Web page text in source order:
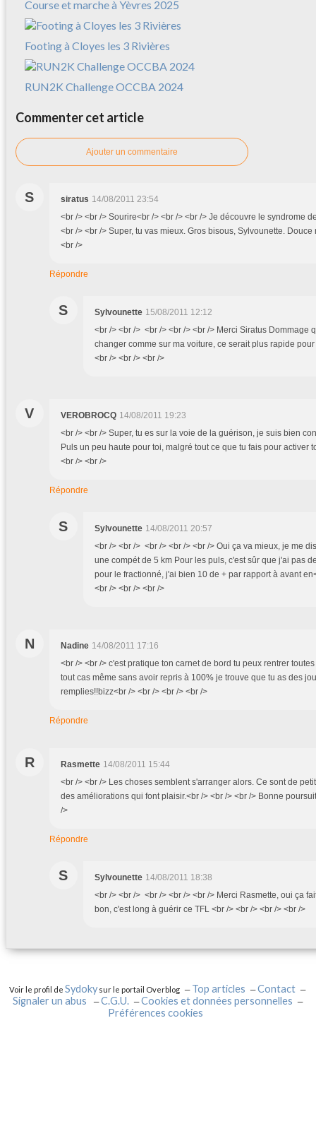
Course et marche à Yèvres 2025
Footing à Cloyes les 3 Rivières
RUN2K Challenge OCCBA 2024
Commenter cet article
Ajouter un commentaire
S siratus 14/08/2011 23:54
<br /> <br /> Sourire<br /> <br /> <br /> Je découvre le syndrome
<br /> <br /> Super, tu vas mieux. Gros bisous, Sylvounette. Douce
<br />
Répondre
S Sylvounette 15/08/2011 12:12
<br /> <br /> <br /> <br /> <br /> Merci Siratus Dommage
changer comme sur ma voiture, ce serait plus rapide
<br /> <br /> <br />
V VEROBROCQ 14/08/2011 19:23
<br /> <br /> Super, tu es sur la voie de la guérison, je suis bien
Puls un peu haute pour toi, malgré tout ce que tu fais pour activer
<br /> <br />
Répondre
S Sylvounette 14/08/2011 20:57
<br /> <br /> <br /> <br /> <br /> Oui ça va mieux, je me
une compét de 5 km Pour les puls, c'est sûr que j'ai pas
pour le fractionné, j'ai bien 10 de + par rapport à avant
<br /> <br /> <br />
N Nadine 14/08/2011 17:16
<br /> <br /> c'est pratique ton carnet de bord tu peux rentrer
tout cas même sans avoir repris à 100% je trouve que tu as des
remplies!!bizz<br /> <br /> <br /> <br />
Répondre
R Rasmette 14/08/2011 15:44
<br /> <br /> Les choses semblent s'arranger alors. Ce sont de
des améliorations qui font plaisir.<br /> <br /> <br /> Bonne
/>
Répondre
S Sylvounette 14/08/2011 18:38
<br /> <br /> <br /> <br /> <br /> Merci Rasmette, oui ça
bon, c'est long à guérir ce TFL <br /> <br /> <br /> <br />
Voir le profil deSydokysur le portail Overblog Top articles
Contact
Signaler un abus
C.G.U.
Cookies et données personnelles
Préférences cookies